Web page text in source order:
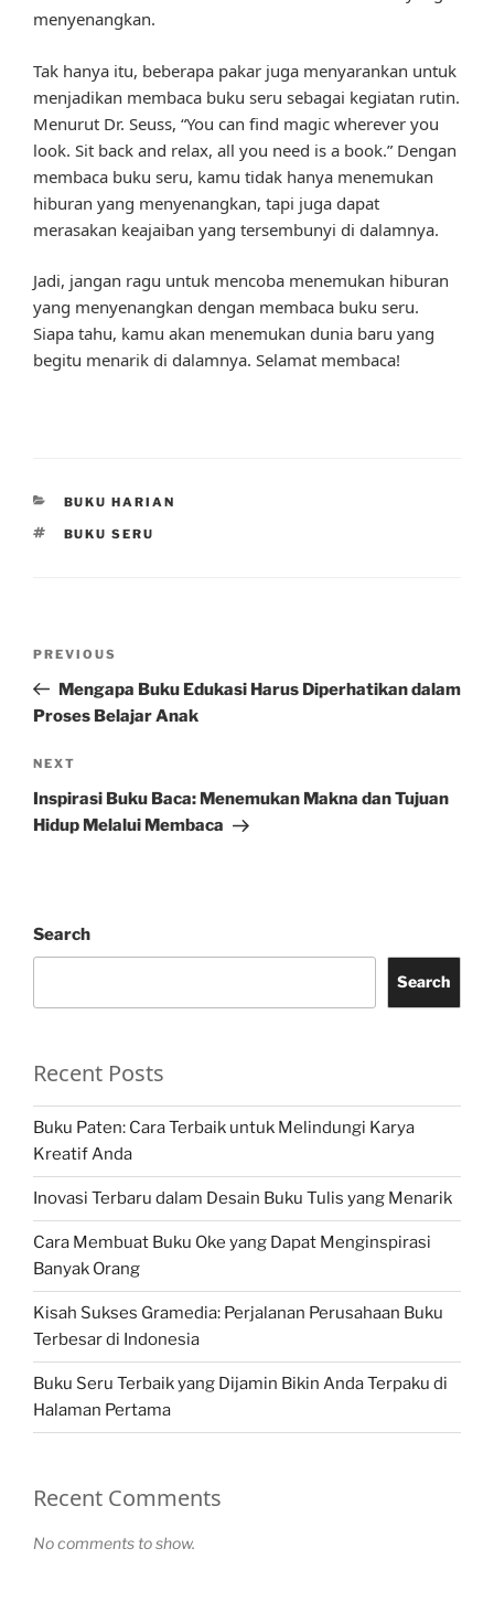
menyenangkan.
Tak hanya itu, beberapa pakar juga menyarankan untuk
menjadikan membaca buku seru sebagai kegiatan rutin.
Menurut Dr. Seuss, “You can find magic wherever you
look. Sit back and relax, all you need is a book.” Dengan
membaca buku seru, kamu tidak hanya menemukan
hiburan yang menyenangkan, tapi juga dapat
merasakan keajaiban yang tersembunyi di dalamnya.
Jadi, jangan ragu untuk mencoba menemukan hiburan
yang menyenangkan dengan membaca buku seru.
Siapa tahu, kamu akan menemukan dunia baru yang
begitu menarik di dalamnya. Selamat membaca!
CATEGORIES
BUKU HARIAN
TAGS
BUKU SERU
Previous
Post
PREVIOUS
Mengapa Buku Edukasi Harus Diperhatikan dalam
Proses Belajar Anak
Next
Post
NEXT
Inspirasi Buku Baca: Menemukan Makna dan Tujuan
Hidup Melalui Membaca
Search
Search
Recent Posts
Buku Paten: Cara Terbaik untuk Melindungi Karya
Kreatif Anda
Inovasi Terbaru dalam Desain Buku Tulis yang Menarik
Cara Membuat Buku Oke yang Dapat Menginspirasi
Banyak Orang
Kisah Sukses Gramedia: Perjalanan Perusahaan Buku
Terbesar di Indonesia
Buku Seru Terbaik yang Dijamin Bikin Anda Terpaku di
Halaman Pertama
Recent Comments
No comments to show.